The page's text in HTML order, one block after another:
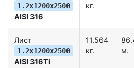
1.2х1200х2500
AISI 316
кг.
Лист
1.2х1200х2500
AISI 316Ti
11.564
кг.
м.